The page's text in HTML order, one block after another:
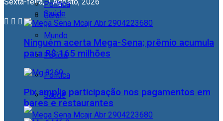
Geral
Mundo
Polícia
Política
Saúde
Política
Saúde
Ninguém acerta Mega-Sena; prêmio acumula
para R$ 165 milhões
Pix amplia participação nos pagamentos em
bares e restaurantes